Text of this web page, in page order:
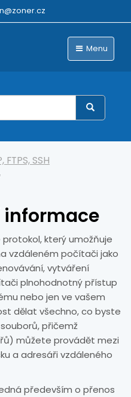
Menu
FTPS, SSH
informace
který umožňuje
vzdáleném počítači jako
vytváření
plnohodnotný přístup
nebo jen ve vašem
dělat všechno, co byste
přičemž
můžete provádět mezi
a adresáři vzdáleného
především o přenos